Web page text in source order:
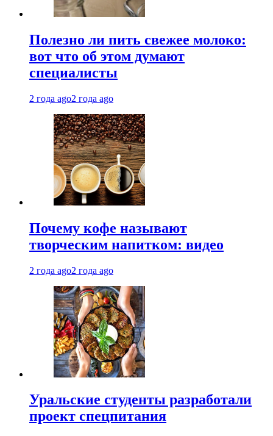
Полезно ли пить свежее молоко:
вот что об этом думают
специалисты
2 года ago2 года ago
Почему кофе называют
творческим напитком: видео
2 года ago2 года ago
Уральские студенты разработали
проект спецпитания